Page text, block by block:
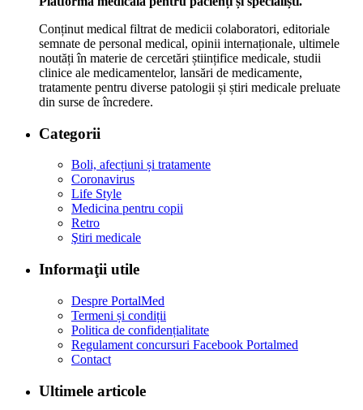
Conținut medical filtrat de medicii colaboratori, editoriale
semnate de personal medical, opinii internaționale, ultimele
noutăți în materie de cercetări științifice medicale, studii
clinice ale medicamentelor, lansări de medicamente,
tratamente pentru diverse patologii și știri medicale preluate
din surse de încredere.
Categorii
Boli, afecțiuni și tratamente
Coronavirus
Life Style
Medicina pentru copii
Retro
Ştiri medicale
Informaţii utile
Despre PortalMed
Termeni și condiții
Politica de confidențialitate
Regulament concursuri Facebook Portalmed
Contact
Ultimele articole